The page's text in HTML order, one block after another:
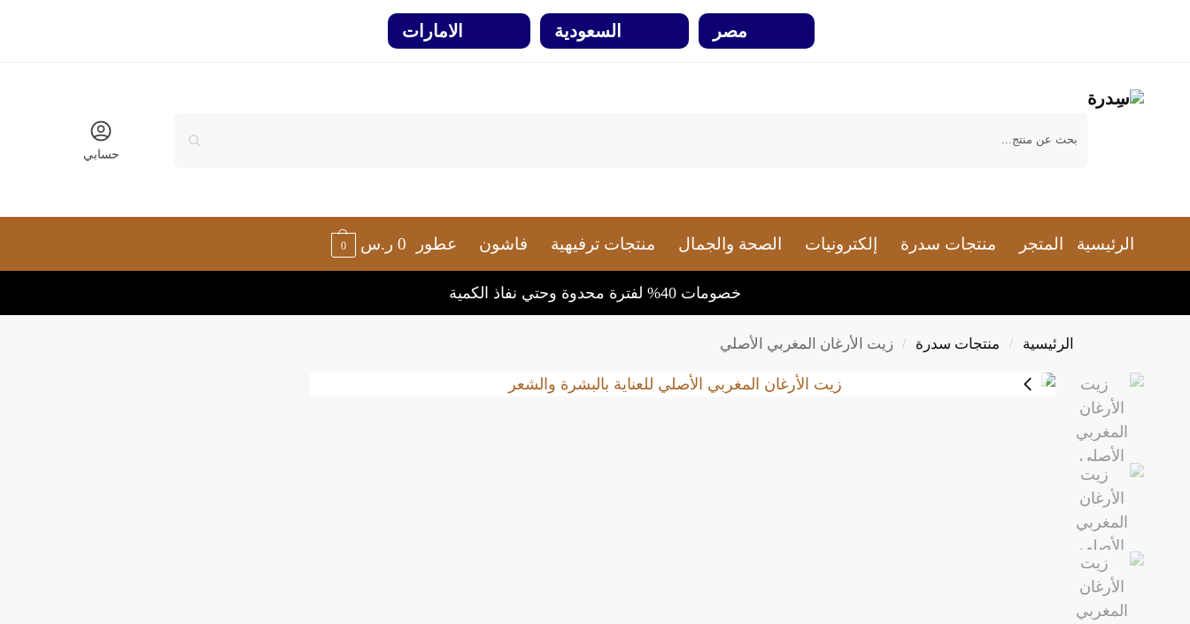
مصر السعودية الامارات
حسابي
الرئيسية المتجر منتجات سدرة إلكترونيات الصحة والجمال منتجات ترفيهية فاشون عطور 0 ر.س 0
خصومات 40% لفترة محدوة وحتي نفاذ الكمية
الرئيسية / منتجات سدرة / زيت الأرغان المغربي الأصلي